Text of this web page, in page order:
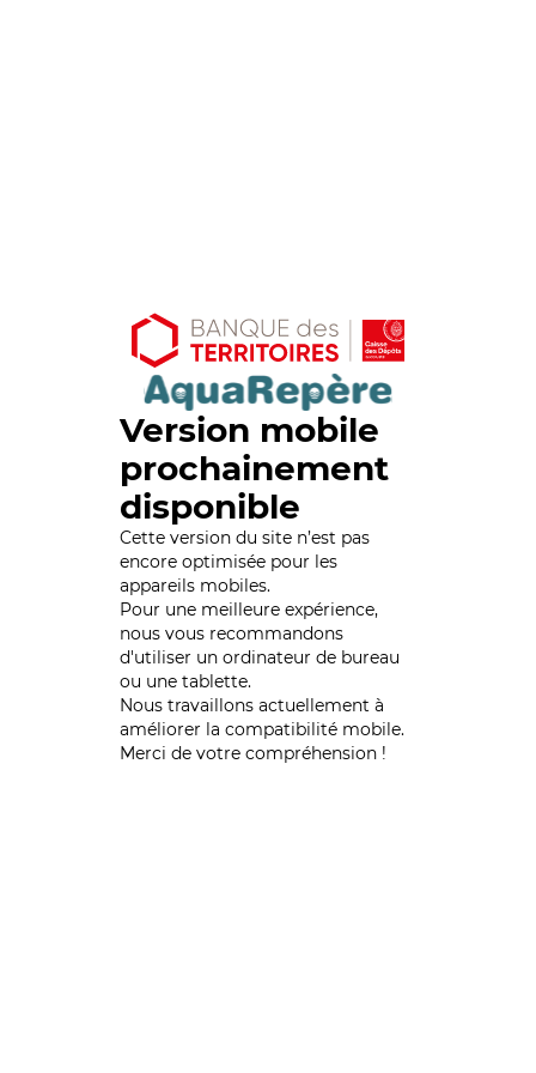
Version mobile
prochainement
disponible
Cette version du site n’est pas
encore optimisée pour les
appareils mobiles.
Pour une meilleure expérience,
nous vous recommandons
d'utiliser un ordinateur de bureau
ou une tablette.
Nous travaillons actuellement à
améliorer la compatibilité mobile.
Merci de votre compréhension !